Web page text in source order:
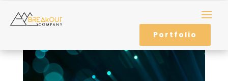
Portfolio